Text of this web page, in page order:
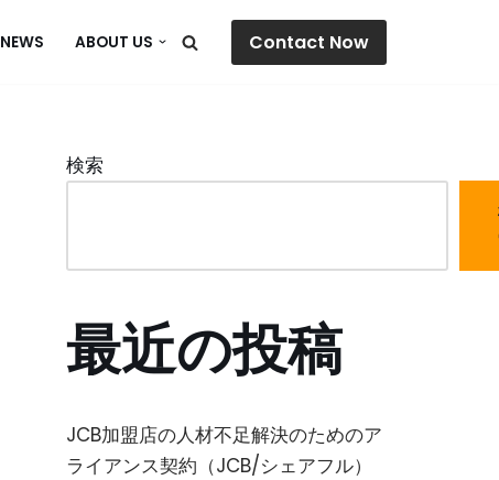
NEWS ABOUT US Contact Now
検索
最近の投稿
JCB加盟店の人材不足解決のためのア
ライアンス契約（JCB/シェアフル）